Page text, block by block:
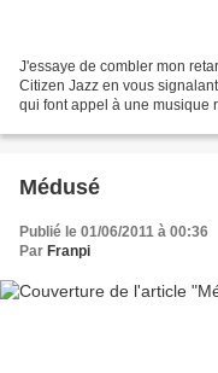
J'essaye de combler mon
Citizen Jazz en vous
qui font appel à une musique
Médusé
Publié le 01/06/2011 à 00:36
Par Franpi